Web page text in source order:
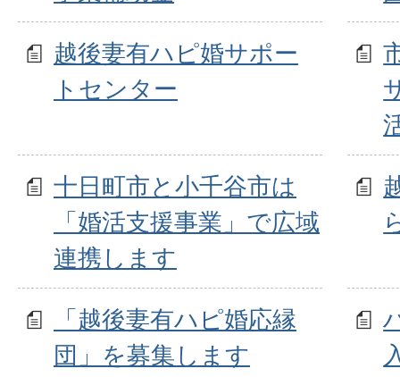
越後妻有ハピ婚サポー
トセンター
十日町市と小千谷市は
「婚活支援事業」で広域
連携します
「越後妻有ハピ婚応縁
団」を募集します